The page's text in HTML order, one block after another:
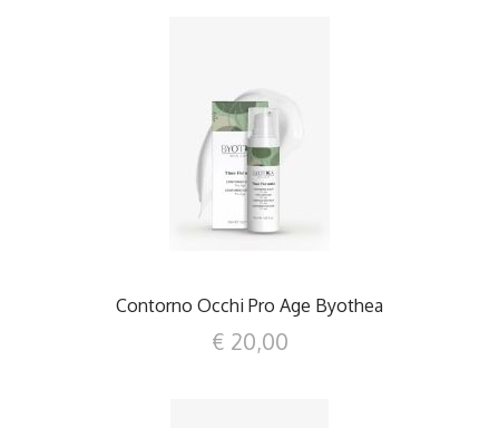
DETTAGLI
Contorno Occhi Pro Age Byothea
€ 20,00